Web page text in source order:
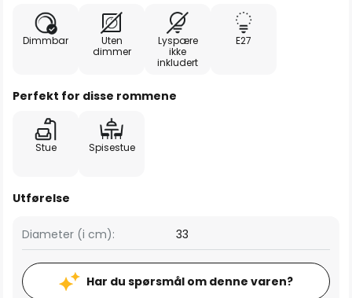
Dimmbar
Uten
dimmer
Lyspære
ikke
inkludert
E27
Perfekt for disse rommene
Stue Spisestue
Utførelse
Diameter (i cm): 33
Har du spørsmål om denne varen?